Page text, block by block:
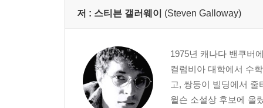
저 : 스티븐 갤러웨이 (Steven Galloway)
1975년 캐나다 밴쿠버
컬럼비아 대학에서 수
고, 쌍둥이 빌딩에서
윌슨 소설상 후보에 올